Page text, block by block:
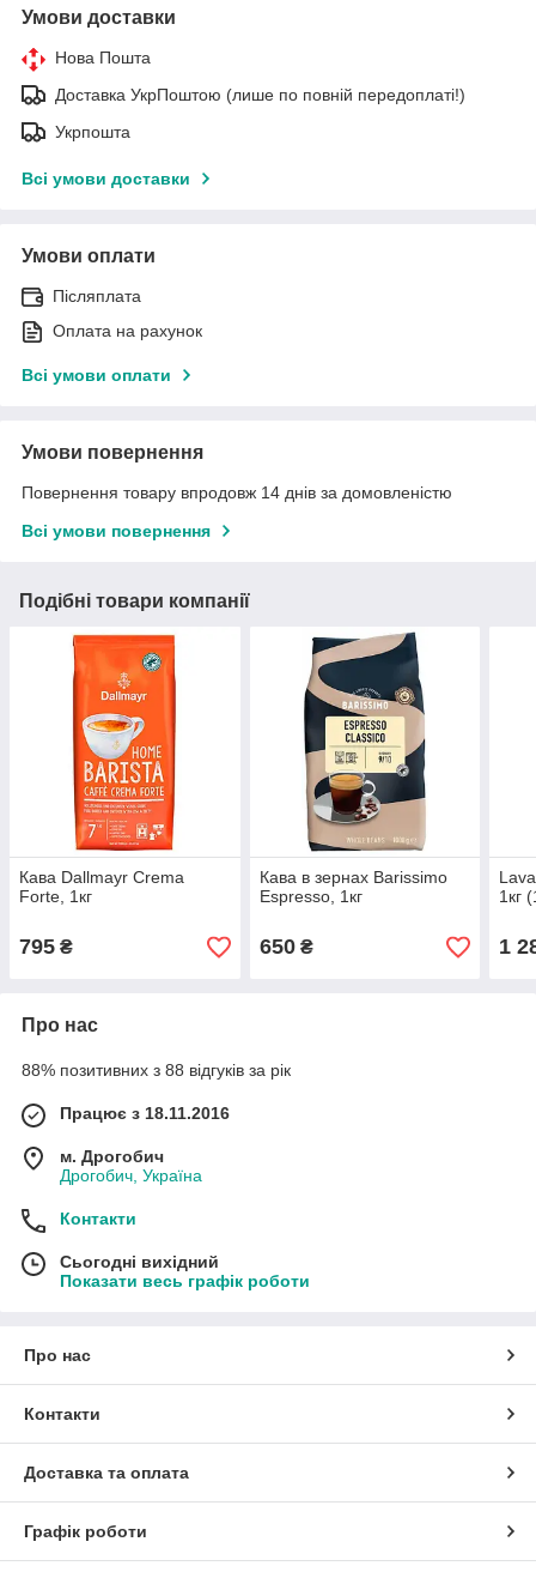
Умови доставки
Нова Пошта
Доставка УкрПоштою (лише по повній передоплаті!)
Укрпошта
Всі умови доставки
Умови оплати
Післяплата
Оплата на рахунок
Всі умови оплати
Умови повернення
Повернення товару впродовж 14 днів за домовленістю
Всі умови повернення
Подібні товари компанії
Кава Dallmayr Crema
Forte, 1кг
795 ₴
Кава в зернах Barissimo
Espresso, 1кг
650₴
1кг
1
Про нас
88% позитивних з 88 відгуків за рік
Працює з 18.11.2016
м. Дрогобич
Дрогобич, Україна
Контакти
Сьогодні вихідний
Показати весь графік роботи
Про нас
Контакти
Доставка та оплата
Графік роботи